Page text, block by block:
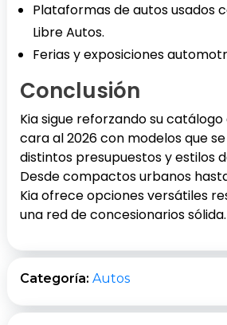
Plataformas de autos usados
Libre Autos.
Ferias y exposiciones
Conclusión
Kia sigue reforzando su
cara al 2026 con modelos que
distintos presupuestos y estilos
Desde compactos urbanos
Kia ofrece opciones versátiles
una red de concesionarios sólida.
Categoría: Autos